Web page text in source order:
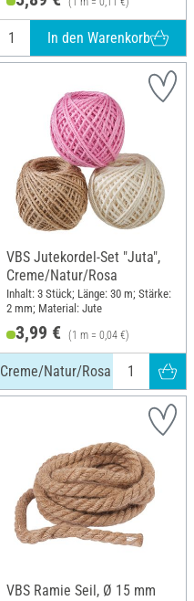
In den Warenkorb
VBS Jutekordel-Set "Juta",
Creme/Natur/Rosa
Inhalt: 3 Stück; Länge: 30 m; Stärke:
2 mm; Material: Jute
3,99 € (1 m = 0,04 €)
Creme/Natur/Rosa
VBS Ramie Seil, Ø 15 mm